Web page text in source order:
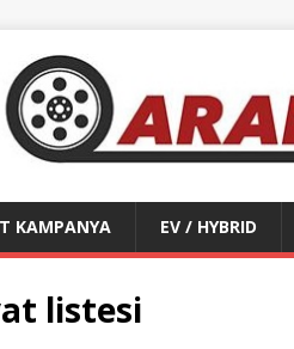
KAMPANYA EV / HYBRID
listesi